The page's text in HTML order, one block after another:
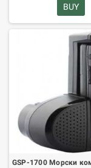
BUY